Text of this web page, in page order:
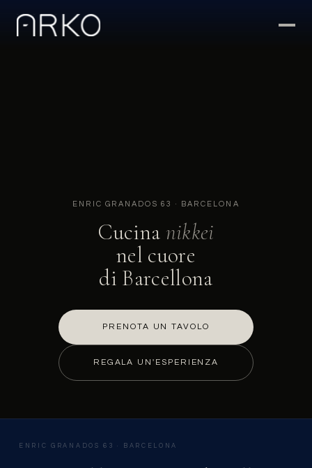
ENRIC GRANADOS 63 · BARCELONA
Cucina nikkei
nel cuore
di Barcellona
PRENOTA UN TAVOLO
REGALA UN'ESPERIENZA
ENRIC GRANADOS 63 · BARCELONA